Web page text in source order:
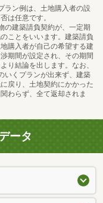
ラン例は、土地購入者の設
は任意です。
の建築請負契約が、一定期
ことをいいます。建築請負
購入者が自己の希望する建
期間が設定され、その期間
り結論を出します。なお、
いくプランが出来ず、建築
戻り、土地契約にかかった
わらず、全て返却されま
ータ